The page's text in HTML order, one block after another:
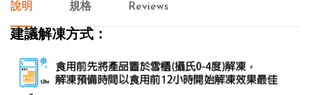
說明 規格 Reviews
建議解凍方式：